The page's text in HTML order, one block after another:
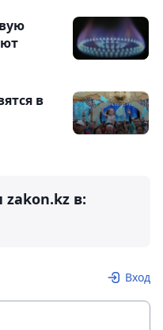
в
zakon.kz в:
Вход